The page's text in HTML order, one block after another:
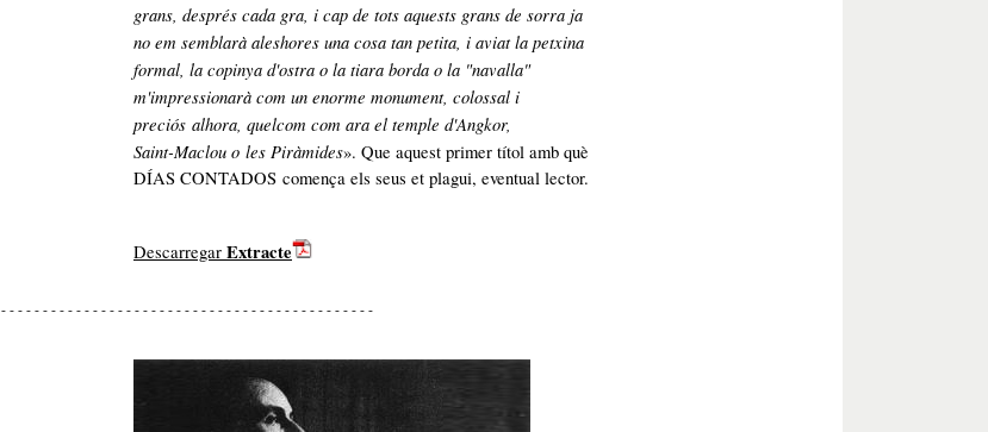
grans, després cada gra, i cap de tots aquests grans de sorra ja
no em semblarà aleshores una cosa tan petita, i aviat la petxina
formal, la copinya d'ostra o la tiara borda o la "navalla"
m'impressionarà com un enorme monument, colossal i
preciós alhora, quelcom com ara el temple d'Angkor,
Saint-Maclou o les Piràmides». Que aquest primer títol amb què
DÍAS CONTADOS comença els seus et plagui, eventual lector.
Descarregar Extracte
- - - - - - - - - - - - - - - - - - - - - - - - - - - - - - - - - - - - - - - - - - - - -